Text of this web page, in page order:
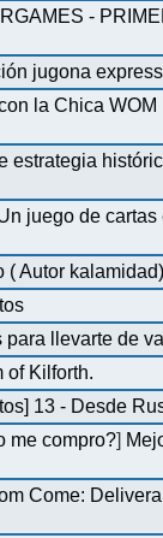
-
jugona express
la Chica WOM
estrategia
juego de
( Autor
para llevarte de
of Kilforth.
13 - Desde
me compro?]
Come: